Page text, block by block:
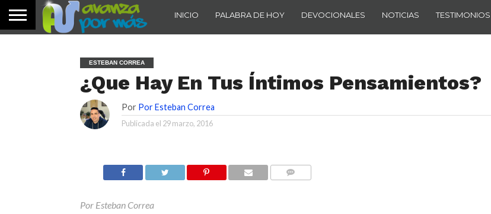
INICIO PALABRA DE HOY DEVOCIONALES NOTICIAS TESTIMONIOS
ESTEBAN CORREA
¿Que Hay En Tus Íntimos Pensamientos?
Por Por Esteban Correa
Publicada el 29 marzo, 2016
Por Esteban Correa